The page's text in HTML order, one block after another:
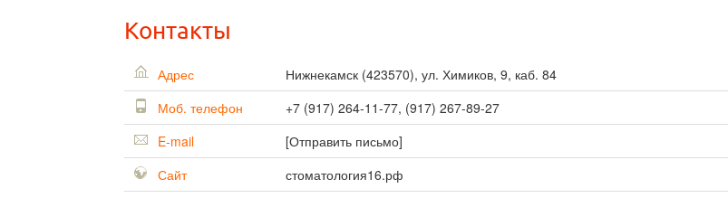
Контакты
Адрес Нижнекамск (423570), ул. Химиков, 9, каб. 84
Моб. телефон
+7 (917) 264-11-77, (917) 267-89-27
E-mail
[Отправить письмо]
Сайт
стоматология16.рф